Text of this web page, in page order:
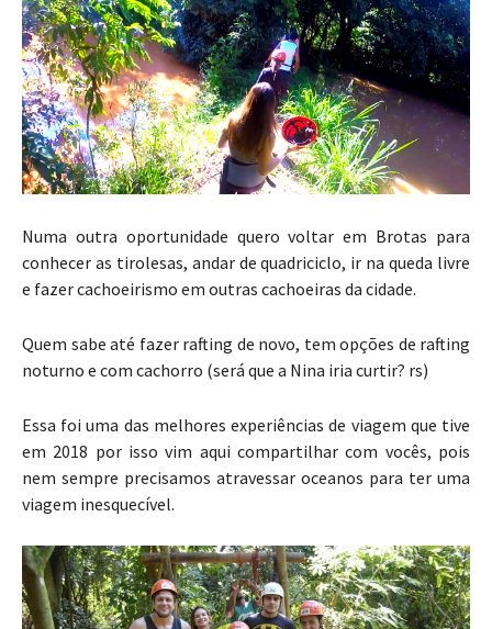
Numa outra oportunidade quero voltar em Brotas para
conhecer as tirolesas, andar de quadriciclo, ir na queda livre
e fazer cachoeirismo em outras cachoeiras da cidade.
Quem sabe até fazer rafting de novo, tem opções de rafting
noturno e com cachorro (será que a Nina iria curtir? rs)
Essa foi uma das melhores experiências de viagem que tive
em 2018 por isso vim aqui compartilhar com vocês, pois
nem sempre precisamos atravessar oceanos para ter uma
viagem inesquecível.